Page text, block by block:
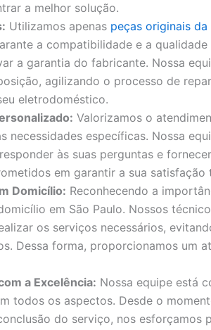
a melhor solução.
Utilizamos apenas peças originais da
a compatibilidade e a
a garantia do fabricante. Nossa
agilizando o processo de
eletrodoméstico.
Valorizamos o
necessidades específicas. Nossa
às suas perguntas e
em garantir a sua
Domicílio: Reconhecendo a
em São Paulo. Nossos
os serviços necessários,
Dessa forma, proporcionamos um
a Excelência: Nossa equipe está
todos os aspectos. Desde o
do serviço, nos esforçamos